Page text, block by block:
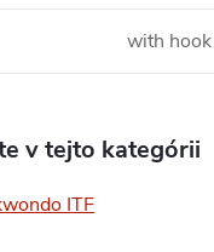
with
v tejto kategórii
ITF